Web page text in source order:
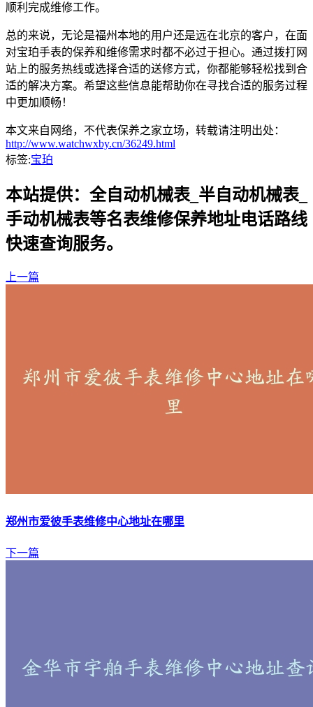
顺利完成维修工作。
总的来说，无论是福州本地的用户还是远在北京的客户，在面
对宝珀手表的保养和维修需求时都不必过于担心。通过拨打网
站上的服务热线或选择合适的送修方式，你都能够轻松找到合
适的解决方案。希望这些信息能帮助你在寻找合适的服务过程
中更加顺畅！
本文来自网络，不代表保养之家立场，转载请注明出处：
http://www.watchwxby.cn/36249.html
标签:宝珀
本站提供：全自动机械表_半自动机械表_
手动机械表等名表维修保养地址电话路线
快速查询服务。
上一篇
郑州市爱彼手表维修中心地址在哪里
下一篇